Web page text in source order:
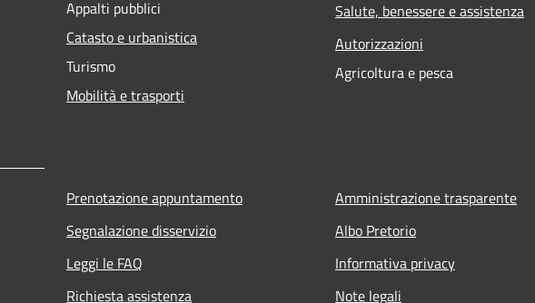
Appalti pubblici
Catasto e urbanistica
Turismo
Mobilità e trasporti
Salute, benessere e assistenza
Autorizzazioni
Agricoltura e pesca
Prenotazione appuntamento
Segnalazione disservizio
Leggi le FAQ
Richiesta assistenza
Amministrazione trasparente
Albo Pretorio
Informativa privacy
Note legali